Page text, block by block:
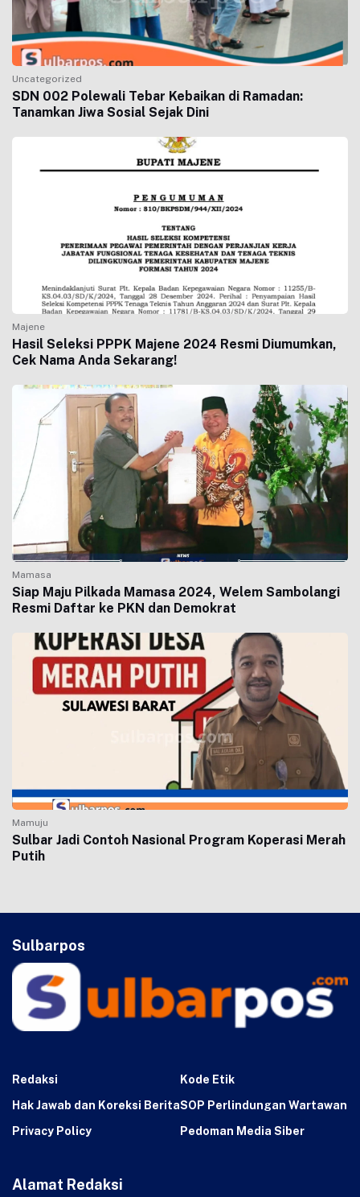
Uncategorized
SDN 002 Polewali Tebar Kebaikan di Ramadan:
Tanamkan Jiwa Sosial Sejak Dini
Majene
Hasil Seleksi PPPK Majene 2024 Resmi Diumumkan,
Cek Nama Anda Sekarang!
Mamasa
Siap Maju Pilkada Mamasa 2024, Welem Sambolangi
Resmi Daftar ke PKN dan Demokrat
Mamuju
Sulbar Jadi Contoh Nasional Program Koperasi Merah
Putih
Sulbarpos
Redaksi
Kode Etik
Hak Jawab dan Koreksi BeritaSOP Perlindungan Wartawan
Privacy Policy
Pedoman Media Siber
Alamat Redaksi